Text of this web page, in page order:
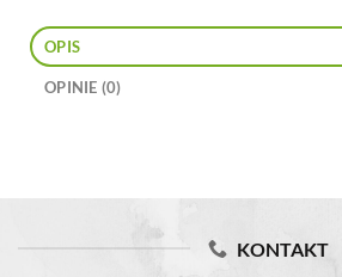
OPIS
OPINIE (0)
KONTAKT